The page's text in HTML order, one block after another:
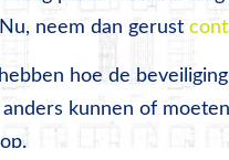
neem dan gerust
hoe de
kunnen of